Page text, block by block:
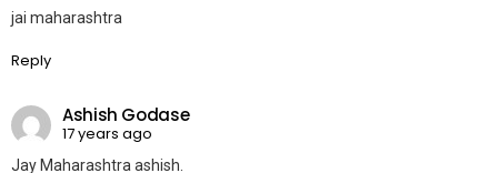
jai maharashtra
Reply
Ashish Godase
17 years ago
Jay Maharashtra ashish.